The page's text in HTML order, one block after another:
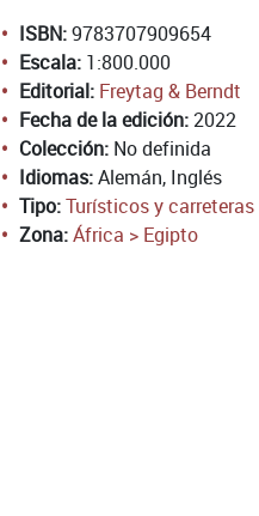
ISBN:9783707909654
Escala: 1:800.000
Editorial: Freytag & Berndt
Fecha de la edición:2022
Colección: No definida
Idiomas:Alemán, Inglés
Tipo:Turísticos y carreteras
Zona:África > Egipto